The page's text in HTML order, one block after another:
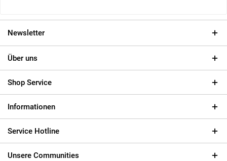
Newsletter
Über uns
Shop Service
Informationen
Service Hotline
Unsere Communities